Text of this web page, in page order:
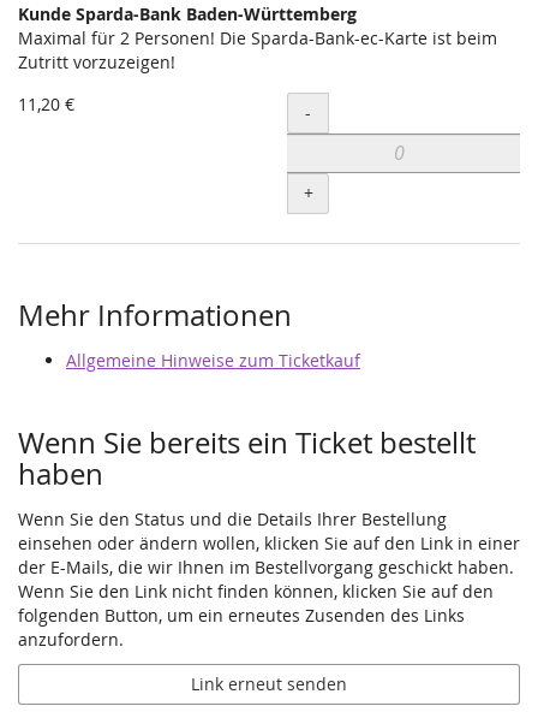
Kunde Sparda-Bank Baden-Württemberg
Maximal für 2 Personen! Die Sparda-Bank-ec-Karte ist beim
Zutritt vorzuzeigen!
11,20 €
Menge
-
+
Mehr Informationen
Allgemeine Hinweise zum Ticketkauf
Wenn Sie bereits ein Ticket bestellt
haben
Wenn Sie den Status und die Details Ihrer Bestellung
einsehen oder ändern wollen, klicken Sie auf den Link in einer
der E-Mails, die wir Ihnen im Bestellvorgang geschickt haben.
Wenn Sie den Link nicht finden können, klicken Sie auf den
folgenden Button, um ein erneutes Zusenden des Links
anzufordern.
Link erneut senden